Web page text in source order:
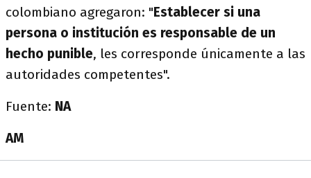
colombiano agregaron: "Establecer si una
persona o institución es responsable de un
hecho punible, les corresponde únicamente a las
autoridades competentes".
Fuente: NA
AM